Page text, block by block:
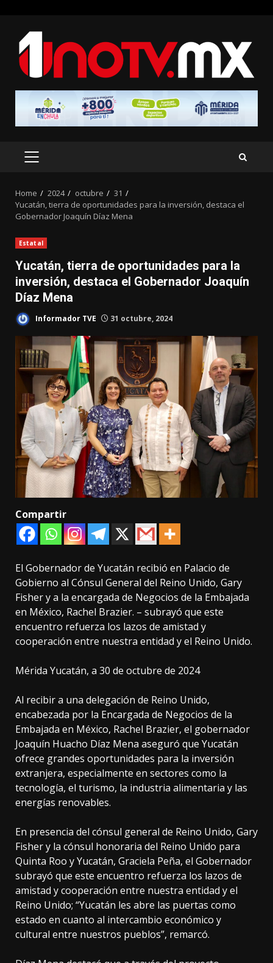
content
PRIMARY
Home 2024 octubre
31
Yucatán, tierra de oportunidades para la inversión, destaca el
Gobernador Joaquín Díaz Mena
Estatal
Yucatán, tierra de oportunidades para la
inversión, destaca el Gobernador Joaquín
Díaz Mena
Informador TVE 31 octubre, 2024
Compartir
El Gobernador de Yucatán recibió en Palacio de
Gobierno al Cónsul General del Reino Unido, Gary
Fisher y a la encargada de Negocios de la Embajada
en México, Rachel Brazier. – subrayó que este
encuentro refuerza los lazos de amistad y
cooperación entre nuestra entidad y el Reino Unido.
Mérida Yucatán, a 30 de octubre de 2024
Al recibir a una delegación de Reino Unido,
encabezada por la Encargada de Negocios de la
Embajada en México, Rachel Brazier, el gobernador
Joaquín Huacho Díaz Mena aseguró que Yucatán
ofrece grandes oportunidades para la inversión
extranjera, especialmente en sectores como la
tecnología, el turismo, la industria alimentaria y las
energías renovables.
En presencia del cónsul general de Reino Unido, Gary
Fisher y la cónsul honoraria del Reino Unido para
Quinta Roo y Yucatán, Graciela Peña, el Gobernador
subrayó que este encuentro refuerza los lazos de
amistad y cooperación entre nuestra entidad y el
Reino Unido; “Yucatán les abre las puertas como
estado en cuanto al intercambio económico y
cultural entre nuestros pueblos”, remarcó.